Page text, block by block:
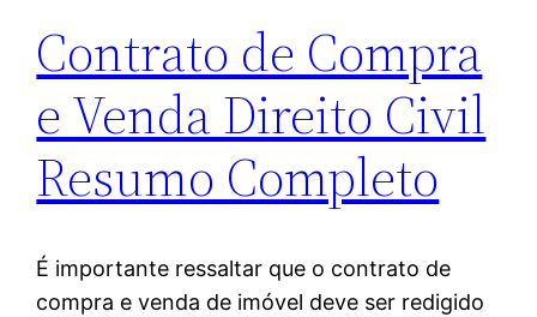
Contrato de Compra
e Venda Direito Civil
Resumo Completo
É importante ressaltar que o contrato de
compra e venda de imóvel deve ser redigido